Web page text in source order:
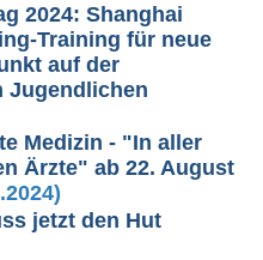
2024: Shanghai
Training für neue
auf der
Jugendlichen
Medizin - "In aller
Ärzte" ab 22. August
jetzt den Hut